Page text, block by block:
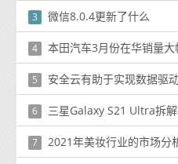
3 微信8.0.4更新了什么
4 本田汽车3月份在华销量
5 安全云有助于实现数据驱
6 三星Galaxy S21 Ultra拆
7 2021年美妆行业的市场分